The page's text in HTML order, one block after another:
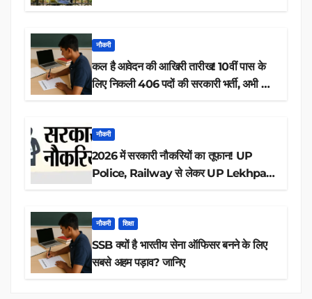
नौकरी
कल है आवेदन की आखिरी तारीख! 10वीं पास के
लिए निकली 406 पदों की सरकारी भर्ती, अभी करें
नौकरी
2026 में सरकारी नौकरियों का तूफान! UP
Police, Railway से लेकर UP Lekhpal
नौकरी शिक्षा
SSB क्यों है भारतीय सेना ऑफिसर बनने के लिए
सबसे अहम पड़ाव? जानिए